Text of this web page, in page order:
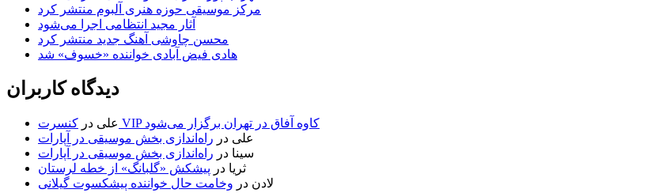
مرکز موسیقی حوزه هنری آلبوم منتشر کرد
آثار مجید انتظامی اجرا می‌شود
محسن چاوشی آهنگ جدید منتشر کرد
هادی فیض آبادی خواننده «خسوف» شد
دیدگاه کاربران
علی در
کنسرت VIP کاوه آفاق در تهران برگزار می‌شود
علی در راه‌اندازی بخش موسیقی در آپارات
سینا در راه‌اندازی بخش موسیقی در آپارات
ثریا در پیشکش «گلبانگ» از خطه لرستان
لادن در وخامت حال خواننده پیشکسوت گیلانی